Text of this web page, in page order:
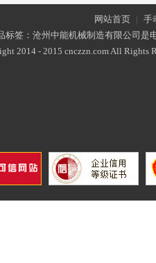
网站首页 | 手
标签：沧州中能机械制造有限公司是
2014 - 2015 cnczzn.com All Rights